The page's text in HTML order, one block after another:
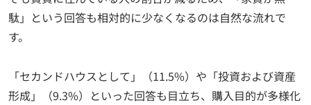
駄」という回答も相対的に少なくなるのは自然な流れで
す。
「セカンドハウスとして」（11.5%）や「投資および資産
形成」（9.3%）といった回答も目立ち、購入目的が多様化